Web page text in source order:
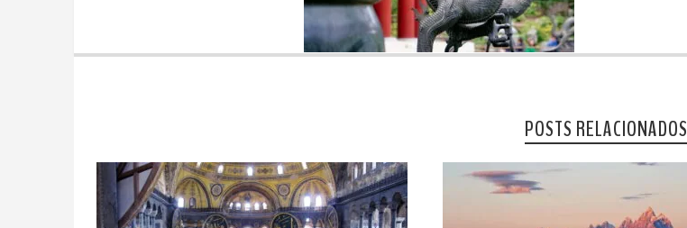
POSTS RELACIONADOS